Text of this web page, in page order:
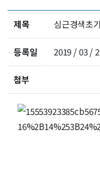
제목 심근경색초
등록일 2019 / 03 /
첨부